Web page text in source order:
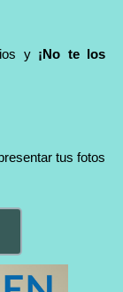
y ¡No te los
tus fotos